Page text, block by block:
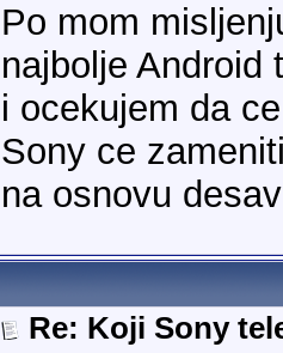
Po mom
najbolje Android
i ocekujem da
Sony ce
na osnovu
Re: Koji Sony